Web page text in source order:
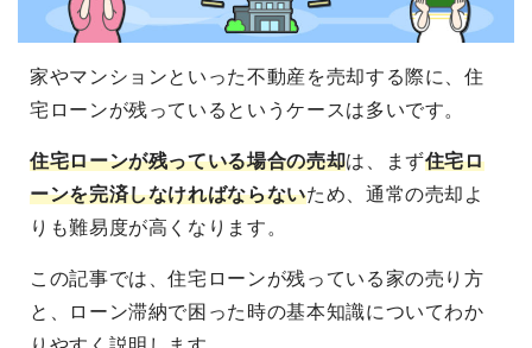
家やマンションといった不動産を売却する際に、住
宅ローンが残っているというケースは多いです。
住宅ローンが残っている場合の売却は、まず住宅ロ
ーンを完済しなければならないため、通常の売却よ
りも難易度が高くなります。
この記事では、住宅ローンが残っている家の売り方
と、ローン滞納で困った時の基本知識についてわか